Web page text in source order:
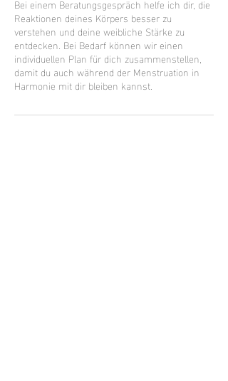
Bei einem Beratungsgespräch helfe ich dir, die
Reaktionen deines Körpers besser zu
verstehen und deine weibliche Stärke zu
entdecken. Bei Bedarf können wir einen
individuellen Plan für dich zusammenstellen,
damit du auch während der Menstruation in
Harmonie mit dir bleiben kannst.